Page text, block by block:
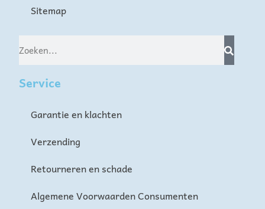
Sitemap
Service
Garantie en klachten
Verzending
Retourneren en schade
Algemene Voorwaarden Consumenten